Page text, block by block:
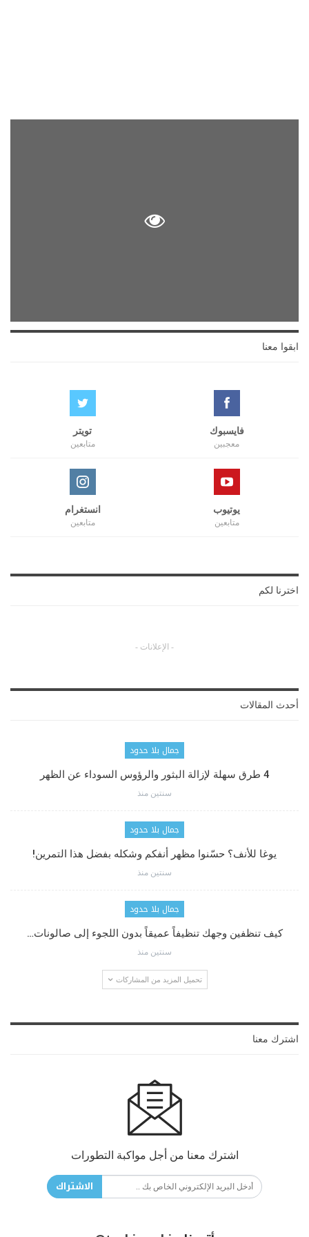
ابقوا معنا
فايسبوك
معجبين
تويتر
متابعين
يوتيوب
متابعين
انستغرام
متابعين
اخترنا لكم
- الإعلانات -
أحدث المقالات
جمال بلا حدود
4 طرق سهلة لإزالة البثور والرؤوس السوداء عن الظهر
سنتين منذ
جمال بلا حدود
يوغا للأنف؟ حسّنوا مظهر أنفكم وشكله بفضل هذا التمرين!
سنتين منذ
جمال بلا حدود
كيف تنظفين وجهك تنظيفاً عميقاً بدون اللجوء إلى صالونات…
سنتين منذ
تحميل المزيد من المشاركات
اشترك معنا
اشترك معنا من أجل مواكبة التطورات
الاشتراك